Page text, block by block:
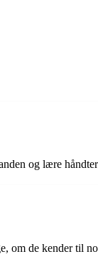
og lære
om de kender til